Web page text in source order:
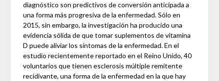
diagnóstico son predictivos de conversión anticipada a
una forma más progresiva de la enfermedad. Sólo en
2015, sin embargo, la investigación ha producido una
evidencia sólida de que tomar suplementos de vitamina
D puede aliviar los síntomas de la enfermedad. En el
estudio recientemente reportado en el Reino Unido, 40
voluntarios que tienen esclerosis múltiple remitente
recidivante, una forma de la enfermedad en la que hay